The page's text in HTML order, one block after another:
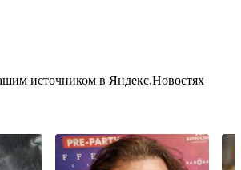
источником в Яндекс.Новостях